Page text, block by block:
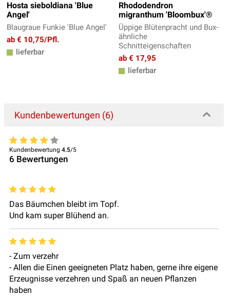
Hosta sieboldiana 'Blue
Angel'
Blaugraue Funkie 'Blue Angel'
ab € 10,75/Pfl.
lieferbar
Rhododendron
migranthum 'Bloombux'®
Üppige Blütenpracht und Bux-
ähnliche
Schnitteigenschaften
ab € 17,95
lieferbar
Kundenbewertungen (6)
Kundenbewertung 4.5/5
6 Bewertungen
Das Bäumchen bleibt im Topf.
Und kam super Blühend an.
- Zum verzehr
- Allen die Einen geeigneten Platz haben, gerne ihre eigene
Erzeugnisse verzehren und Spaß an neuen Pflanzen
haben